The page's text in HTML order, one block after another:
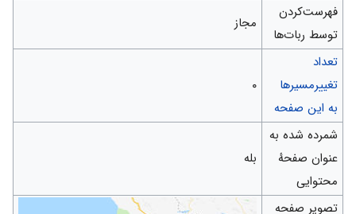
‌فهرست‌کردن
توسط ربات‌ها
مجاز
تعداد
تغییرمسیرها
به این صفحه
۰
شمرده شده به
عنوان صفحهٔ
محتوایی
بله
تصویر صفحه